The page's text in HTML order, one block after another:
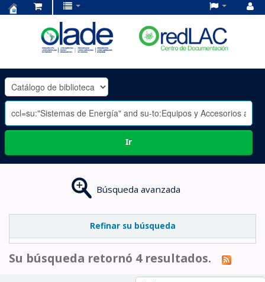
OLADE
-
Ir
Búsqueda avanzada
Refinar su búsqueda
Su búsqueda retornó 4 resultados.